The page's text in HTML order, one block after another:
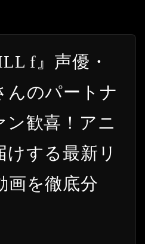
f』声優・
んのパートナ
ン歓喜！アニ
する最新リ
画を徹底分